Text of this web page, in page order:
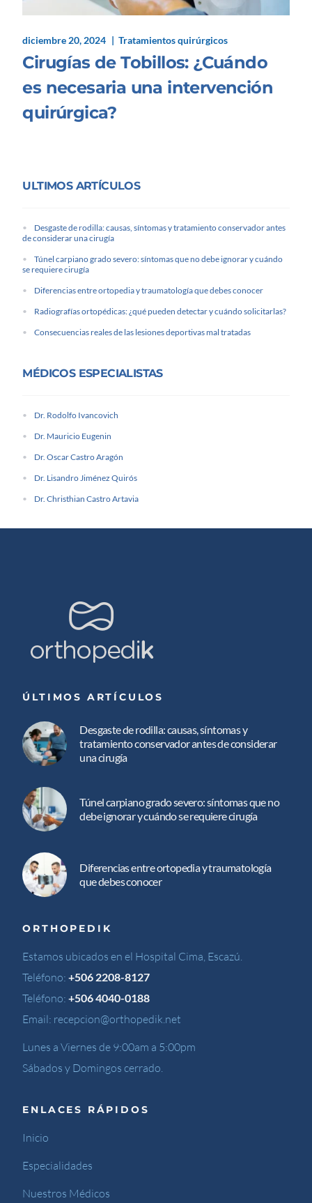
diciembre 20, 2024 Tratamientos quirúrgicos
Cirugías de Tobillos: ¿Cuándo
es necesaria una intervención
quirúrgica?
ULTIMOS ARTÍCULOS
Desgaste de rodilla: causas, síntomas y tratamiento conservador antes
de considerar una cirugía
Túnel carpiano grado severo: síntomas que no debe ignorar y cuándo
se requiere cirugía
Diferencias entre ortopedia y traumatología que debes conocer
Radiografías ortopédicas: ¿qué pueden detectar y cuándo solicitarlas?
Consecuencias reales de las lesiones deportivas mal tratadas
MÉDICOS ESPECIALISTAS
Dr. Rodolfo Ivancovich
Dr. Mauricio Eugenin
Dr. Oscar Castro Aragón
Dr. Lisandro Jiménez Quirós
Dr. Christhian Castro Artavia
ÚLTIMOS ARTÍCULOS
Desgaste de rodilla: causas, síntomas y
tratamiento conservador antes de considerar
una cirugía
Túnel carpiano grado severo: síntomas que no
debe ignorar y cuándo se requiere cirugía
Diferencias entre ortopedia y traumatología
que debes conocer
ORTHOPEDIK
Estamos ubicados en el Hospital Cima, Escazú.
Teléfono:+506 2208-8127
Teléfono:+506 4040-0188
Email: recepcion@orthopedik.net
Lunes a Viernes de 9:00am a 5:00pm
Sábados y Domingos cerrado.
ENLACES RÁPIDOS
Inicio
Especialidades
Nuestros Médicos